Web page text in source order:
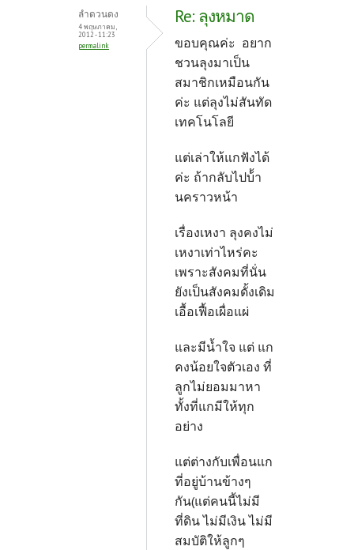
ลำดวนดง
4 พฤษภาคม,
2012 - 11:23
permalink
Re: ลุงหมาด
ขอบคุณค่ะ อยาก
ชวนลุงมาเป็น
สมาชิกเหมือนกัน
ค่ะ แต่ลุงไม่สันทัด
เทคโนโลยี
แต่เล่าให้แกฟังได้
ค่ะ ถ้ากลับไปบ้้า
นคราวหน้า
เรื่องเหงา ลุงคงไม่
เหงาเท่าไหร่คะ
เพราะสังคมที่นั่น
ยังเป็นสังคมดั้งเดิม
เอื้อเฟื้อเผื่อแผ่
และมีน้ำใจ แต่ แก
คงน้อยใจตัวเอง ที่
ลูกไม่ยอมมาหา
ทั้งที่แกมีให้ทุก
อย่าง
แต่ต่างกับเพื่อนแก
ที่อยู่บ้านข้างๆ
กัน(แต่คนนี้ไม่มี
ที่ดิน ไม่มีเงิน ไม่มี
สมบัติให้ลูกๆ